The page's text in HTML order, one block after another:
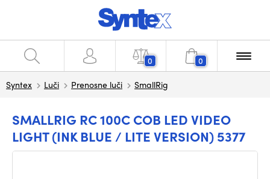
0 0
Syntex Luči Prenosne luči SmallRig
SMALLRIG RC 100C COB LED VIDEO
LIGHT (INK BLUE / LITE VERSION) 5377